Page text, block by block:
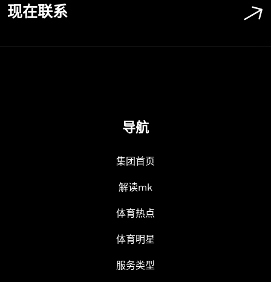
现在联系
导航
集团首页
解读mk
体育热点
体育明星
服务类型